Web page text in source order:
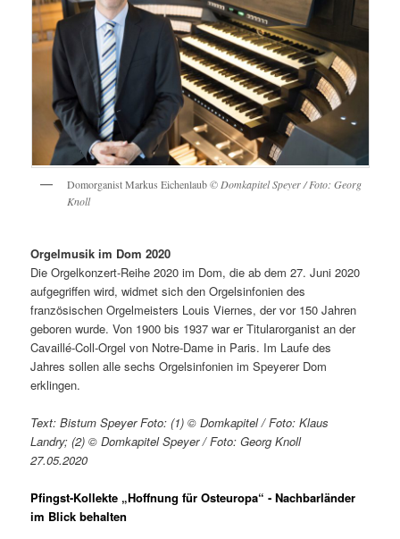
Domorganist Markus Eichenlaub© Domkapitel Speyer / Foto: Georg
Knoll
Orgelmusik im Dom 2020
Die Orgelkonzert-Reihe 2020 im Dom, die ab dem 27. Juni 2020
aufgegriffen wird, widmet sich den Orgelsinfonien des
französischen Orgelmeisters Louis Viernes, der vor 150 Jahren
geboren wurde. Von 1900 bis 1937 war er Titularorganist an der
Cavaillé-Coll-Orgel von Notre-Dame in Paris. Im Laufe des
Jahres sollen alle sechs Orgelsinfonien im Speyerer Dom
erklingen.
Text: Bistum Speyer Foto: (1) © Domkapitel / Foto: Klaus
Landry; (2) © Domkapitel Speyer / Foto: Georg Knoll
27.05.2020
Pfingst-Kollekte „Hoffnung für Osteuropa“ ‑ Nachbarländer
im Blick behalten